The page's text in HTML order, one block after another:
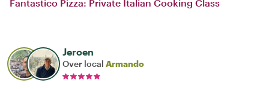
Fantastico Pizza: Private Italian Cooking Class
Jeroen
Over local Armando